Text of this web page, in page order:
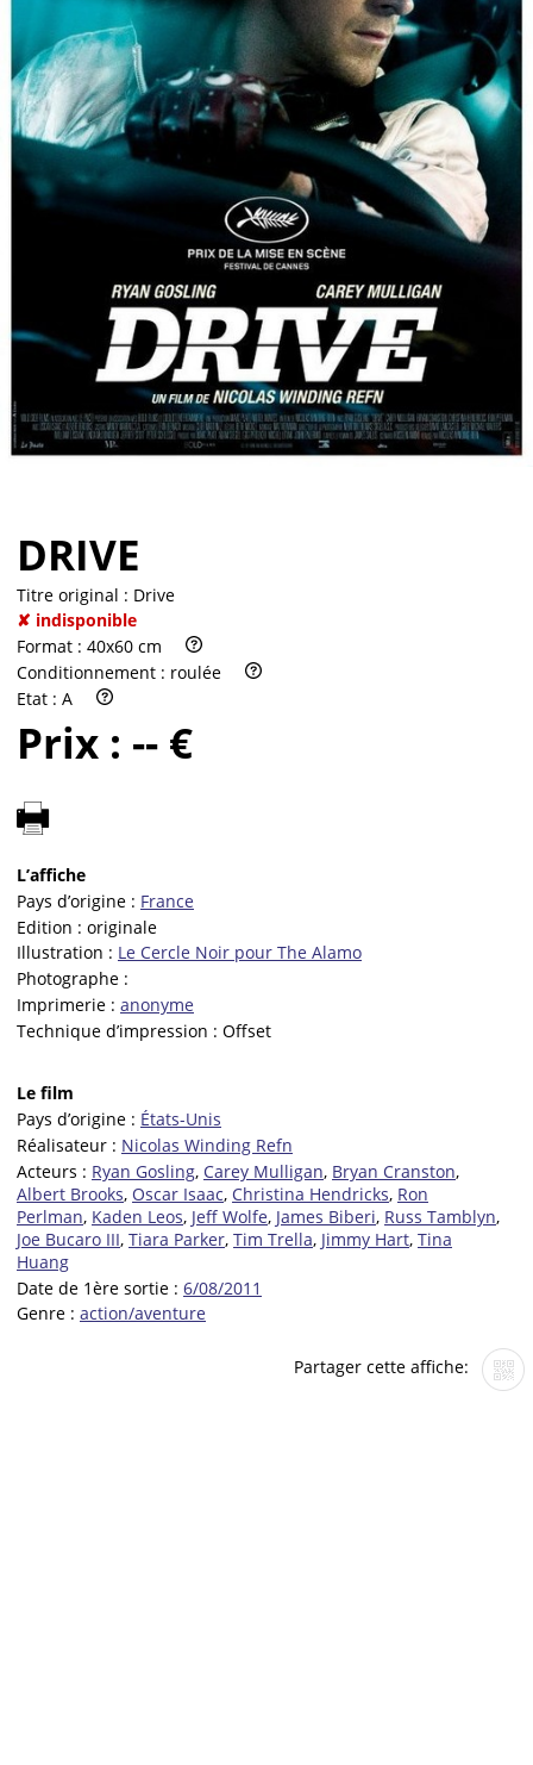
Vendre
DRIVE
Titre original : Drive
✘ indisponible
Format : 40x60 cm
Conditionnement : roulée
Etat : A
Prix : -- €
L’affiche
Pays d’origine : France
Edition : originale
Illustration : Le Cercle Noir pour The Alamo
Photographe :
Imprimerie : anonyme
Technique d’impression : Offset
Le film
Pays d’origine : États-Unis
Réalisateur : Nicolas Winding Refn
Acteurs : Ryan Gosling, Carey Mulligan, Bryan Cranston,
Albert Brooks, Oscar Isaac, Christina Hendricks, Ron
Perlman, Kaden Leos, Jeff Wolfe, James Biberi, Russ Tamblyn,
Joe Bucaro III, Tiara Parker, Tim Trella, Jimmy Hart, Tina
Huang
Date de 1ère sortie : 6/08/2011
Genre : action/aventure
Partager cette affiche: